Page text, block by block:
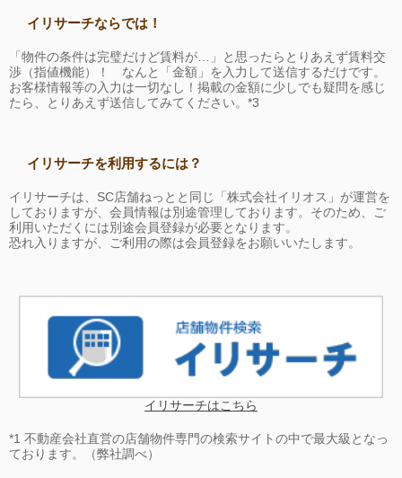
イリサーチならでは！
「物件の条件は完璧だけど賃料が…」と思ったらとりあえず賃料交
渉（指値機能）！ なんと「金額」を入力して送信するだけです。
お客様情報等の入力は一切なし！掲載の金額に少しでも疑問を感じ
たら、とりあえず送信してみてください。*3
イリサーチを利用するには？
イリサーチは、SC店舗ねっとと同じ「株式会社イリオス」が運営を
しておりますが、会員情報は別途管理しております。そのため、ご
利用いただくには別途会員登録が必要となります。
恐れ入りますが、ご利用の際は会員登録をお願いいたします。
イリサーチはこちら
*1 不動産会社直営の店舗物件専門の検索サイトの中で最大級となっ
ております。（弊社調べ）